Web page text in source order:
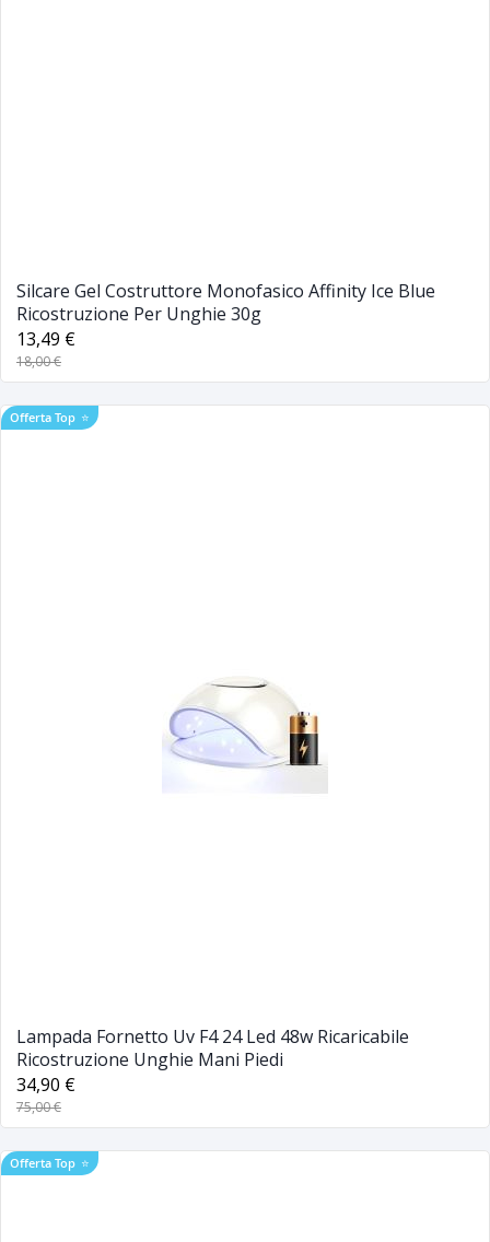
Silcare Gel Costruttore Monofasico Affinity Ice Blue
Ricostruzione Per Unghie 30g
13,49 €
18,00 €
Offerta Top ⭐
Lampada Fornetto Uv F4 24 Led 48w Ricaricabile
Ricostruzione Unghie Mani Piedi
34,90 €
75,00 €
Offerta Top ⭐